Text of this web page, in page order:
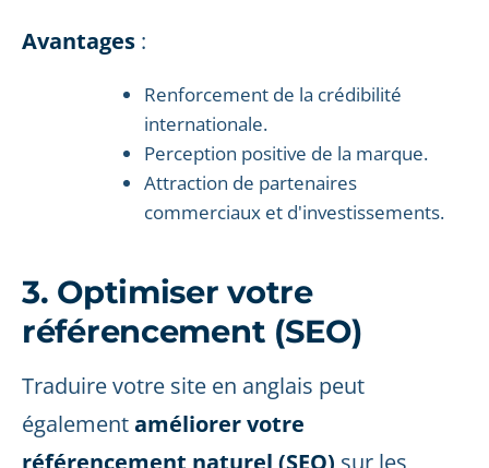
Avantages :
Renforcement de la crédibilité
internationale.
Perception positive de la marque.
Attraction de partenaires
commerciaux et d'investissements.
3. Optimiser votre
référencement (SEO)
Traduire votre site en anglais peut
égalementaméliorer votre
référencement naturel (SEO) sur les